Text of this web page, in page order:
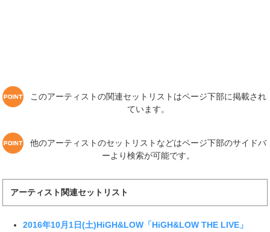
このアーティストの関連セットリストはページ下部に掲載され
ています。
他のアーティストのセットリストなどはページ下部のサイドバ
ーより検索が可能です。
アーティスト関連セットリスト
2016年10月1日(土)HiGH&LOW「HiGH&LOW THE LIVE」